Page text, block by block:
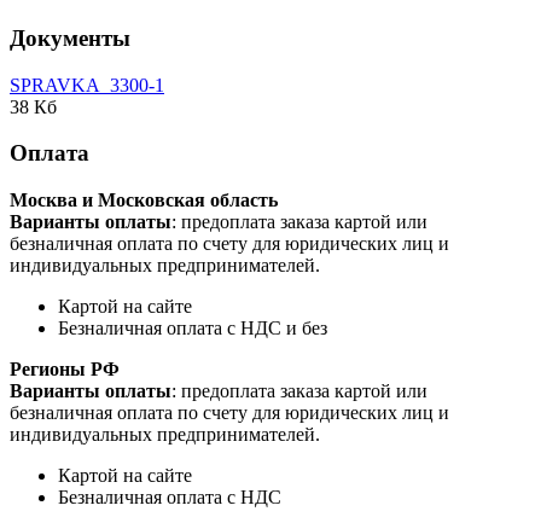
Документы
SPRAVKA_3300-1
38 Кб
Оплата
Москва и Московская область
Варианты оплаты: предоплата заказа картой или
безналичная оплата по счету для юридических лиц и
индивидуальных предпринимателей.
Картой на сайте
Безналичная оплата с НДС и без
Регионы РФ
Варианты оплаты: предоплата заказа картой или
безналичная оплата по счету для юридических лиц и
индивидуальных предпринимателей.
Картой на сайте
Безналичная оплата с НДС